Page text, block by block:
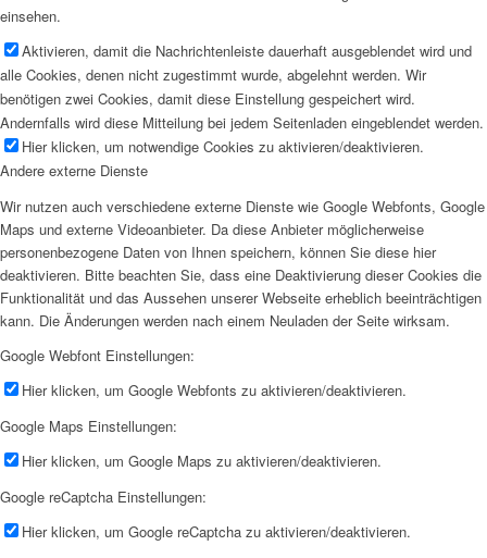
einsehen.
Aktivieren, damit die Nachrichtenleiste dauerhaft ausgeblendet wird und
alle Cookies, denen nicht zugestimmt wurde, abgelehnt werden. Wir
benötigen zwei Cookies, damit diese Einstellung gespeichert wird.
Andernfalls wird diese Mitteilung bei jedem Seitenladen eingeblendet werden.
Hier klicken, um notwendige Cookies zu aktivieren/deaktivieren.
Andere externe Dienste
Wir nutzen auch verschiedene externe Dienste wie Google Webfonts, Google
Maps und externe Videoanbieter. Da diese Anbieter möglicherweise
personenbezogene Daten von Ihnen speichern, können Sie diese hier
deaktivieren. Bitte beachten Sie, dass eine Deaktivierung dieser Cookies die
Funktionalität und das Aussehen unserer Webseite erheblich beeinträchtigen
kann. Die Änderungen werden nach einem Neuladen der Seite wirksam.
Google Webfont Einstellungen:
Hier klicken, um Google Webfonts zu aktivieren/deaktivieren.
Google Maps Einstellungen:
Hier klicken, um Google Maps zu aktivieren/deaktivieren.
Google reCaptcha Einstellungen:
Hier klicken, um Google reCaptcha zu aktivieren/deaktivieren.